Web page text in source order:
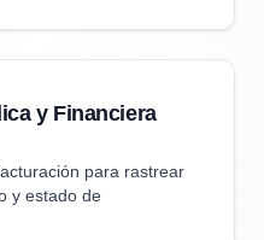
y Financiera
para rastrear
y estado de